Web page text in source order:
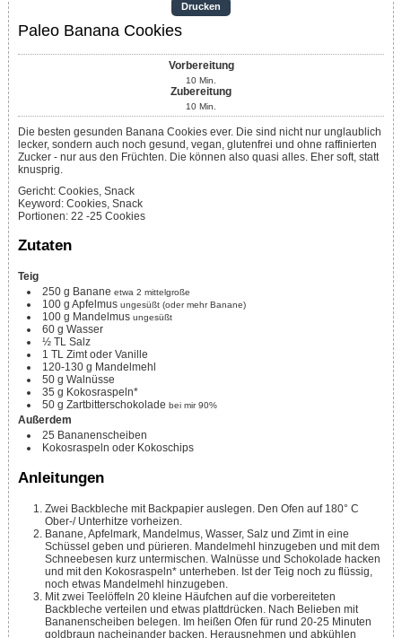
Drucken
Paleo Banana Cookies
Vorbereitung
10 Min.
Zubereitung
10 Min.
Die besten gesunden Banana Cookies ever. Die sind nicht nur unglaublich
lecker, sondern auch noch gesund, vegan, glutenfrei und ohne raffinierten
Zucker - nur aus den Früchten. Die können also quasi alles. Eher soft, statt
knusprig.
Gericht: Cookies, Snack
Keyword: Cookies, Snack
Portionen: 22 -25 Cookies
Zutaten
Teig
250 g Banane etwa 2 mittelgroße
100 g Apfelmus ungesüßt (oder mehr Banane)
100 g Mandelmus ungesüßt
60 g Wasser
½ TL Salz
1 TL Zimt oder Vanille
120-130 g Mandelmehl
50 g Walnüsse
35 g Kokosraspeln*
50 g Zartbitterschokolade bei mir 90%
Außerdem
25 Bananenscheiben
Kokosraspeln oder Kokoschips
Anleitungen
Zwei Backbleche mit Backpapier auslegen. Den Ofen auf 180° C
Ober-/ Unterhitze vorheizen.
Banane, Apfelmark, Mandelmus, Wasser, Salz und Zimt in eine
Schüssel geben und pürieren. Mandelmehl hinzugeben und mit dem
Schneebesen kurz untermischen. Walnüsse und Schokolade hacken
und mit den Kokosraspeln* unterheben. Ist der Teig noch zu flüssig,
noch etwas Mandelmehl hinzugeben.
Mit zwei Teelöffeln 20 kleine Häufchen auf die vorbereiteten
Backbleche verteilen und etwas plattdrücken. Nach Belieben mit
Bananenscheiben belegen. Im heißen Ofen für rund 20-25 Minuten
goldbraun nacheinander backen. Herausnehmen und abkühlen